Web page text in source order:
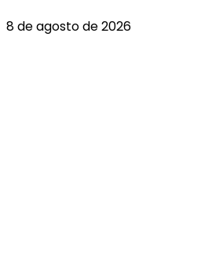
8 de agosto de 2026